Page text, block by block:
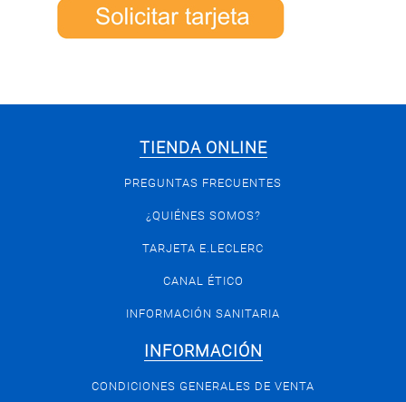
TIENDA ONLINE
PREGUNTAS FRECUENTES
¿QUIÉNES SOMOS?
TARJETA E.LECLERC
CANAL ÉTICO
INFORMACIÓN SANITARIA
INFORMACIÓN
CONDICIONES GENERALES DE VENTA